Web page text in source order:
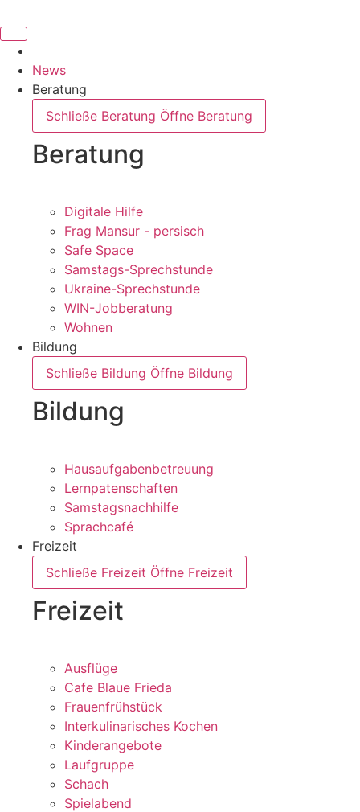
News
Beratung
Schließe Beratung Öffne Beratung
Beratung
Digitale Hilfe
Frag Mansur - persisch
Safe Space
Samstags-Sprechstunde
Ukraine-Sprechstunde
WIN-Jobberatung
Wohnen
Bildung
Schließe Bildung Öffne Bildung
Bildung
Hausaufgabenbetreuung
Lernpatenschaften
Samstagsnachhilfe
Sprachcafé
Freizeit
Schließe Freizeit Öffne Freizeit
Freizeit
Ausflüge
Cafe Blaue Frieda
Frauenfrühstück
Interkulinarisches Kochen
Kinderangebote
Laufgruppe
Schach
Spielabend